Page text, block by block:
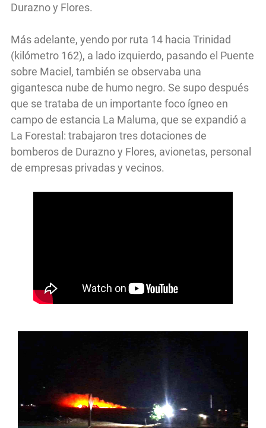
Durazno y Flores.
Más adelante, yendo por ruta 14 hacia Trinidad
(kilómetro 162), a lado izquierdo, pasando el Puente
sobre Maciel, también se observaba una
gigantesca nube de humo negro. Se supo después
que se trataba de un importante foco ígneo en
campo de estancia La Maluma, que se expandió a
La Forestal: trabajaron tres dotaciones de
bomberos de Durazno y Flores, avionetas, personal
de empresas privadas y vecinos.